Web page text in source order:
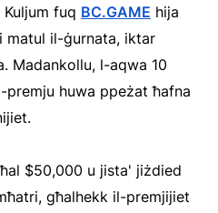
fuq BC.GAME hija
matul il-ġurnata, iktar
Madankollu, l-aqwa 10
premju huwa ppeżat ħafna
$50,000 u jista' jiżdied
għalhekk il-premjijiet